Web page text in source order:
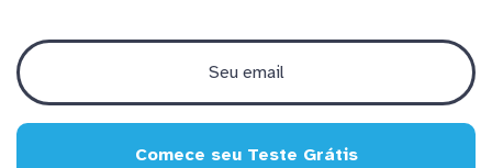
Comece seu Teste Grátis